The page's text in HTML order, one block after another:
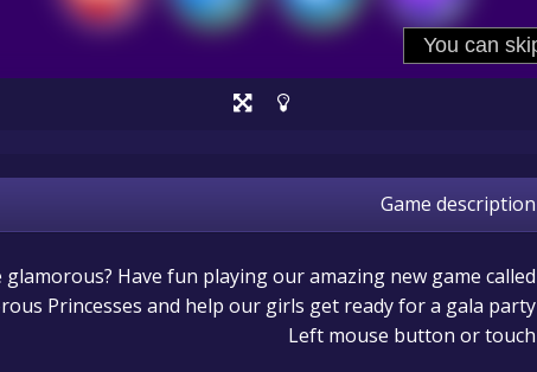
Game description
Have fun playing our amazing new game called
Princesses and help our girls get ready for a gala party!
Left mouse button or touch